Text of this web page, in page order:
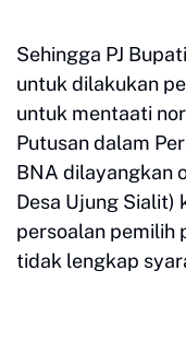
Sehingga PJ
untuk dilakukan
untuk mentaati
Putusan dalam
BNA dilayangkan
Desa Ujung Sialit)
persoalan pemilih
tidak lengkap